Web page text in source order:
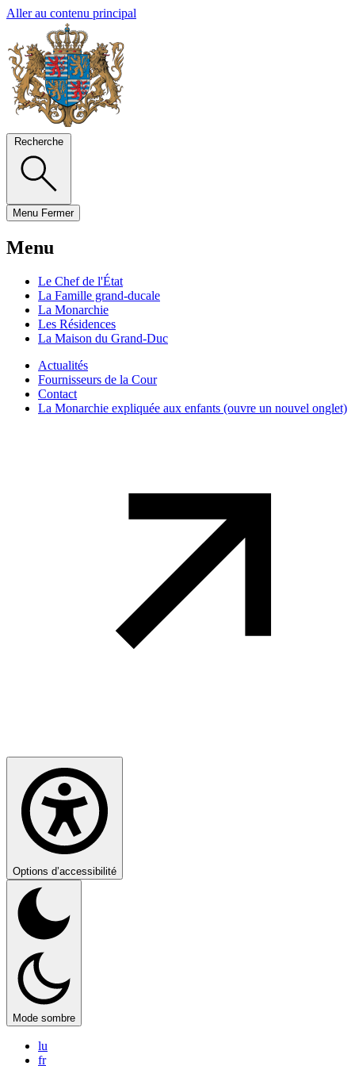
Aller au contenu principal
Recherche
Menu Fermer
Menu
Le Chef de l'État
La Famille grand-ducale
La Monarchie
Les Résidences
La Maison du Grand-Duc
Actualités
Fournisseurs de la Cour
Contact
La Monarchie expliquée aux enfants (ouvre un nouvel onglet)
Options d’accessibilité
Mode sombre
lu
fr